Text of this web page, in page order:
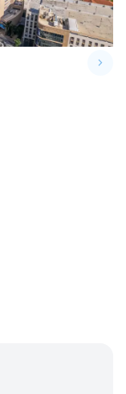
keyboard_arrow_right